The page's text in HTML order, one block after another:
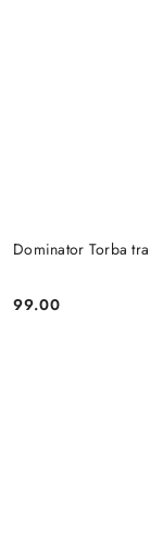
Dominator Torba
Cena:
99.00